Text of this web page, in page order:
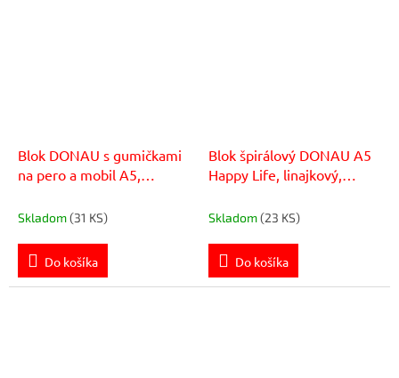
Blok DONAU s gumičkami
na pero a mobil A5,
Skladom(31 KS)
Do košíka
Blok špirálový DONAU A5
Happy Life, linajkový,
Skladom(23 KS)
Do košíka